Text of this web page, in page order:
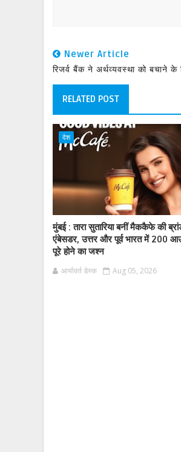
Newer Article
रिजर्व बैंक ने अर्थव्यवस्था को बचाने के
RELATED POST
देश
मुंबई : तारा सुतारिया बनीं मैककैफे की
एंबेसडर, उत्तर और पूर्व भारत में 200
पूरे होने का जश्न
आर्यावर्त डेस्क Aug 05, 2026